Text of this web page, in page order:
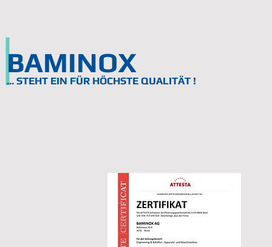
BAMINOX
... STEHT EIN FÜR HÖCHSTE QUALITÄT !